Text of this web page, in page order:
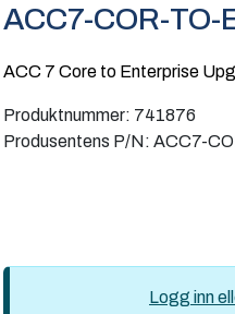
ACC7-COR-TO-
ACC 7 Core to Enterprise
Produktnummer: 741876
Produsentens P/N: ACC7-
Logg inn